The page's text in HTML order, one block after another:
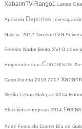
XabarinTV-Rango1 Letras
Apóstolo Deportes Investigación
Galicia_2012 TimelineTVG
Ferreiro Nadal Bieito XVI O novo
Emprendedoras Concursos
Caso Asunta 2010 2007
Merlín Letras Galegas 2014
Eleccións europeas 2014 Festas
Xoán Festa do Carme Día de